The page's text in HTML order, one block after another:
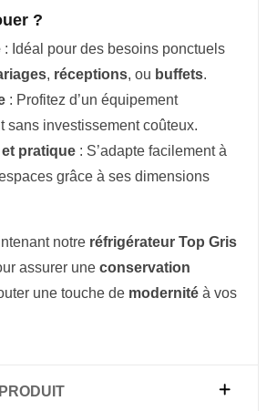
?
: Idéal pour des besoins ponctuels
, réceptions, ou buffets.
: Profitez d’un équipement
sans investissement coûteux.
pratique : S’adapte facilement à
grâce à ses dimensions
notre réfrigérateur Top Gris
assurer une conservation
une touche de modernité à vos